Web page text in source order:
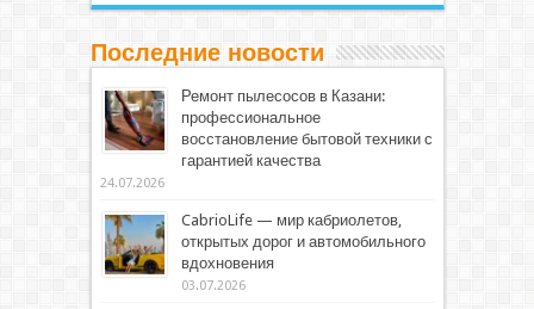
Последние новости
Ремонт пылесосов в Казани:
профессиональное
восстановление бытовой техники с
гарантией качества
24.07.2026
CabrioLife — мир кабриолетов,
открытых дорог и автомобильного
вдохновения
03.07.2026